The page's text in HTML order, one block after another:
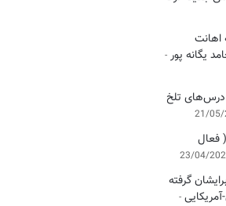
اهانت
درس‌های تلخ
21/
( فعال
23/04/
گرفته
آمریکایی